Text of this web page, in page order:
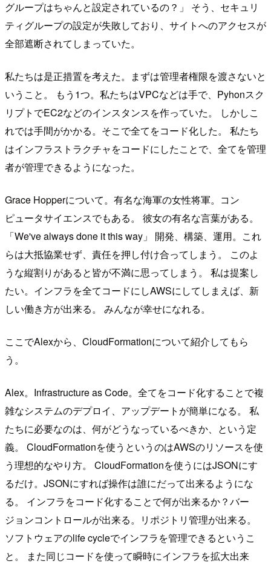
グループはちゃんと設定されているの？」 そう、セキュリ
ティグループの設定が失敗しており、サイトへのアクセスが
全部遮断されてしまっていた。
私たちは是正措置を考えた。まずは管理者権限を渡さないと
いうこと。 もう1つ。私たちはVPCなどは手で、Pyhonスク
リプトでEC2などのインスタンスを作っていた。 しかしこ
れでは手間がかかる。そこで全てをコード化した。 私たち
はインフラストラクチャをコードにしたことで、全てを管理
者が管理できるようになった。
Grace Hopperについて。有名な海軍の女性将軍。コン
ピュータサイエンスでもある。 彼女の有名な言葉がある。
「We've always done it this way」 開発、構築、運用。これ
らは大抵協業せず、責任を押し付け合ってしまう。 このよ
うな縦割りがあると皆が不満に思ってしまう。 私は提案し
たい。インフラを全てコードにしAWSにしてしまえば、新
しい働き方が出来る。 みんなが幸せになれる。
ここでAlexから、CloudFormationについて紹介してもら
う。
Alex。Infrastructure as Code。全てをコード化することで複
雑なシステムのデプロイ、アップデートが簡単になる。 私
たちに必要なのは、何がどうなっているべきか、という定
義。 CloudFormationを使うというのはAWSのリソースを使
う理想的なやり方。 CloudFormationを使うにはJSONにす
るだけ。JSONにすれば操作は誰にだって出来るようにな
る。 インフラをコード化することで何が出来るか？バー
ジョンコントロールが出来る。リポジトリ管理が出来る。
ソフトウェアのlife cycleでインフラを管理できるというこ
と。 また同じコードを使って瞬時にインフラを拡大出来